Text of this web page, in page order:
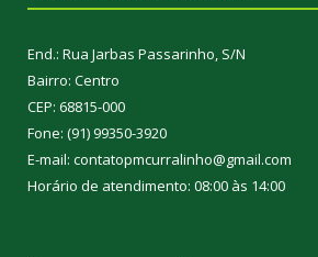
End.: Rua Jarbas Passarinho, S/N
Bairro: Centro
CEP: 68815-000
Fone: (91) 99350-3920
E-mail: contatopmcurralinho@gmail.com
Horário de atendimento: 08:00 às 14:00